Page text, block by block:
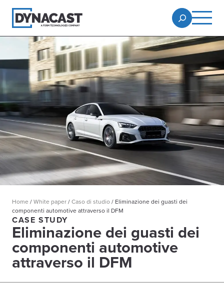
Home /White paper/Caso di studio/ Eliminazione dei guasti dei
componenti automotive attraverso il DFM
CASE STUDY
Eliminazione dei guasti dei
componenti automotive
attraverso il DFM